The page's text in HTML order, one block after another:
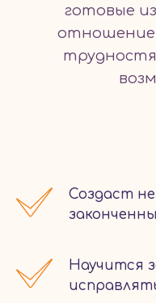
готовые
отношение
Создаст
Научится